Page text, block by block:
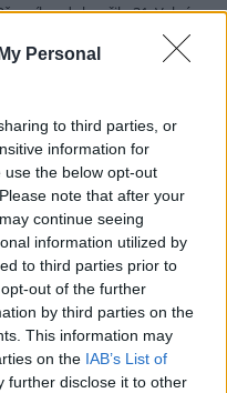
Personal
to third parties, or
information for
the below opt-out
note that after your
continue seeing
information utilized by
to third parties prior to
out of the further
by third parties on the
This information may
on the IAB’s List of
further disclose it to other
víkend skončilo 31. Valné
shromáždění Mezinárodního
pro mořské dno (ISA),
hlubinnou těžbu
do poloviny srpna
Přelouče
Ministerstvo životního
oznámilo 14.
2026 zahájení
řízení pro záměr
Přelouč II“ za asi 3,3